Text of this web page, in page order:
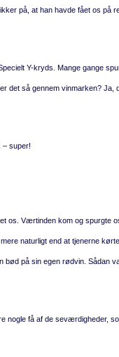
på, at han havde fået os på
Y-kryds. Mange gange
det så gennem vinmarken? Ja,
– super!
os. Værtinden kom og spurgte
naturligt end at tjenerne
bød på sin egen rødvin. Sådan
nogle få af de seværdigheder,